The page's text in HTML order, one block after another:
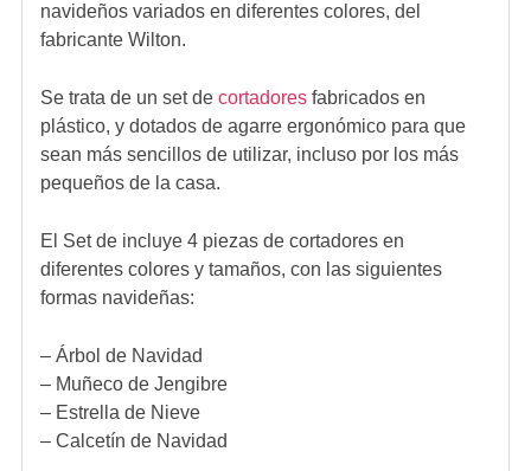
navideños variados en diferentes colores, del
fabricante Wilton.
Se trata de un set de cortadoresfabricados en
plástico, y dotados de agarre ergonómico para que
sean más sencillos de utilizar, incluso por los más
pequeños de la casa.
El Set de incluye 4 piezas de cortadores en
diferentes colores y tamaños, con las siguientes
formas navideñas:
– Árbol de Navidad
– Muñeco de Jengibre
– Estrella de Nieve
– Calcetín de Navidad